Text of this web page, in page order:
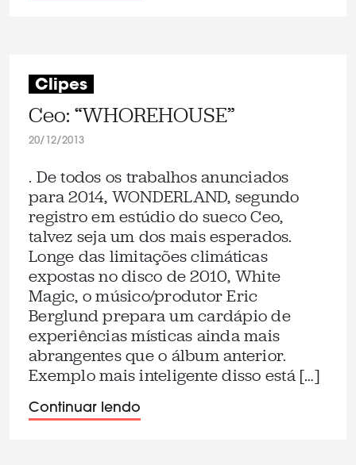
Clipes
Ceo: “WHOREHOUSE”
20/12/2013
. De todos os trabalhos anunciados
para 2014, WONDERLAND, segundo
registro em estúdio do sueco Ceo,
talvez seja um dos mais esperados.
Longe das limitações climáticas
expostas no disco de 2010, White
Magic, o músico/produtor Eric
Berglund prepara um cardápio de
experiências místicas ainda mais
abrangentes que o álbum anterior.
Exemplo mais inteligente disso está […]
Continuar lendo